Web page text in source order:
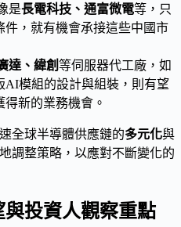
是長電科技、通富微電等，只
件，就有機會承接這些中國市
達、緯創等伺服器代工廠，如
AI模組的設計與組裝，則有望
新的業務機會。
全球半導體供應鏈的多元化與
調整策略，以應對不斷變化的
投資人觀察重點